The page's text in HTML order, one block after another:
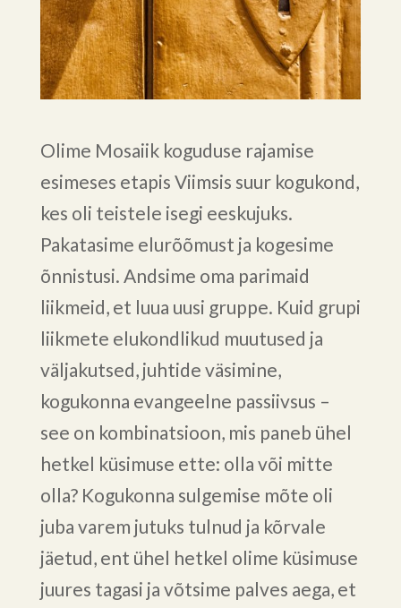
Olime Mosaiik koguduse rajamise
esimeses etapis Viimsis suur kogukond,
kes oli teistele isegi eeskujuks.
Pakatasime elurõõmust ja kogesime
õnnistusi. Andsime oma parimaid
liikmeid, et luua uusi gruppe. Kuid grupi
liikmete elukondlikud muutused ja
väljakutsed, juhtide väsimine,
kogukonna evangeelne passiivsus –
see on kombinatsioon, mis paneb ühel
hetkel küsimuse ette: olla või mitte
olla? Kogukonna sulgemise mõte oli
juba varem jutuks tulnud ja kõrvale
jäetud, ent ühel hetkel olime küsimuse
juures tagasi ja võtsime palves aega, et